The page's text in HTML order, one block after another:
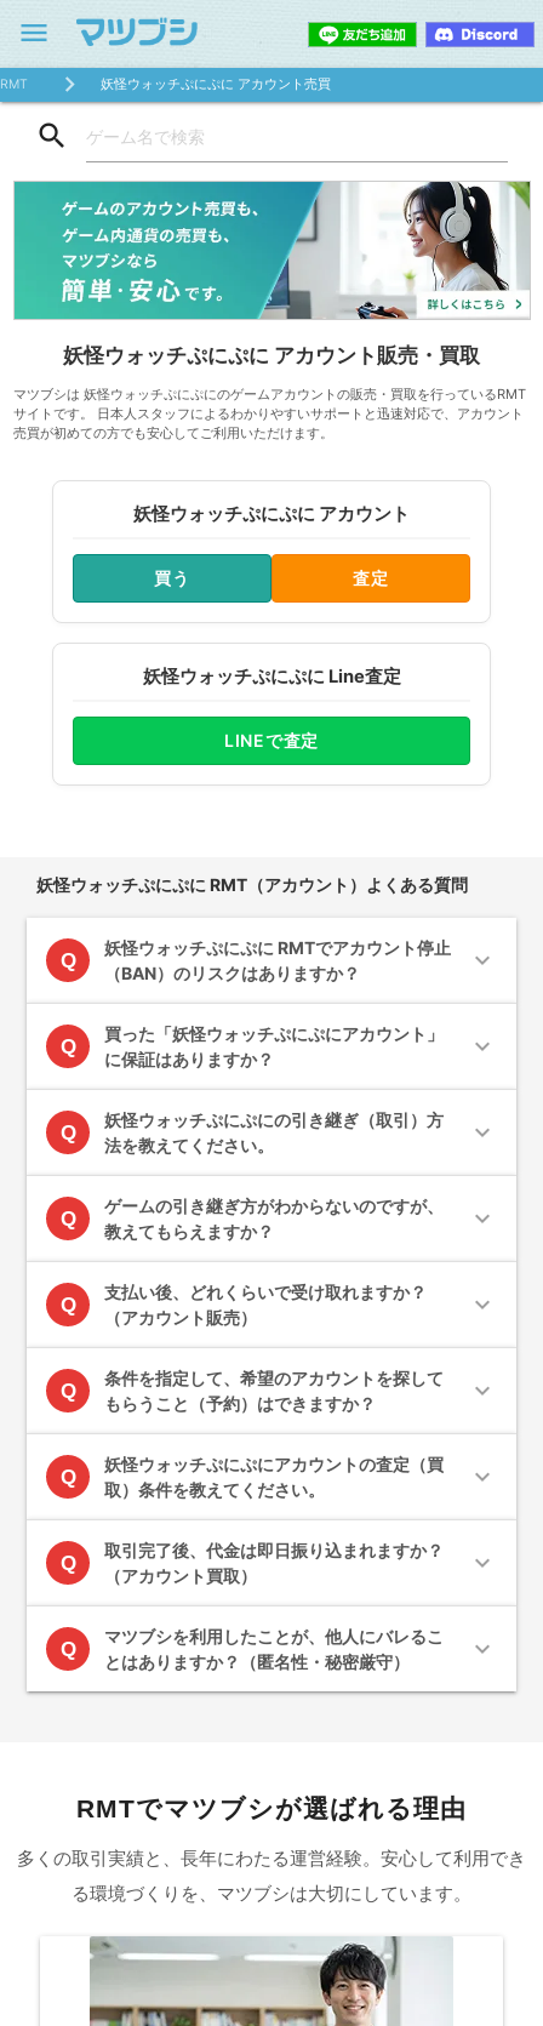
menu
RMT 妖怪ウォッチぷにぷに アカウント売買
search
妖怪ウォッチぷにぷに アカウント販売・買取
マツブシは 妖怪ウォッチぷにぷにのゲームアカウントの販売・買取を行っているRMT
サイトです。 日本人スタッフによるわかりやすいサポートと迅速対応で、アカウント
売買が初めての方でも安心してご利用いただけます。
妖怪ウォッチぷにぷに アカウント
買う 査定
妖怪ウォッチぷにぷに Line査定
LINEで査定
妖怪ウォッチぷにぷに RMT（アカウント）よくある質問
Q
妖怪ウォッチぷにぷに RMTでアカウント停止
（BAN）のリスクはありますか？
expand_more
Q
買った「妖怪ウォッチぷにぷにアカウント」
に保証はありますか？
expand_more
Q
妖怪ウォッチぷにぷにの引き継ぎ（取引）方
法を教えてください。
expand_more
Q
ゲームの引き継ぎ方がわからないのですが、
教えてもらえますか？
expand_more
Q
支払い後、どれくらいで受け取れますか？
（アカウント販売）
expand_more
Q
条件を指定して、希望のアカウントを探して
もらうこと（予約）はできますか？
expand_more
Q
妖怪ウォッチぷにぷにアカウントの査定（買
取）条件を教えてください。
expand_more
Q
取引完了後、代金は即日振り込まれますか？
（アカウント買取）
expand_more
Q
マツブシを利用したことが、他人にバレるこ
とはありますか？（匿名性・秘密厳守）
expand_more
RMTでマツブシが選ばれる理由
多くの取引実績と、長年にわたる運営経験。安心して利用でき
る環境づくりを、マツブシは大切にしています。